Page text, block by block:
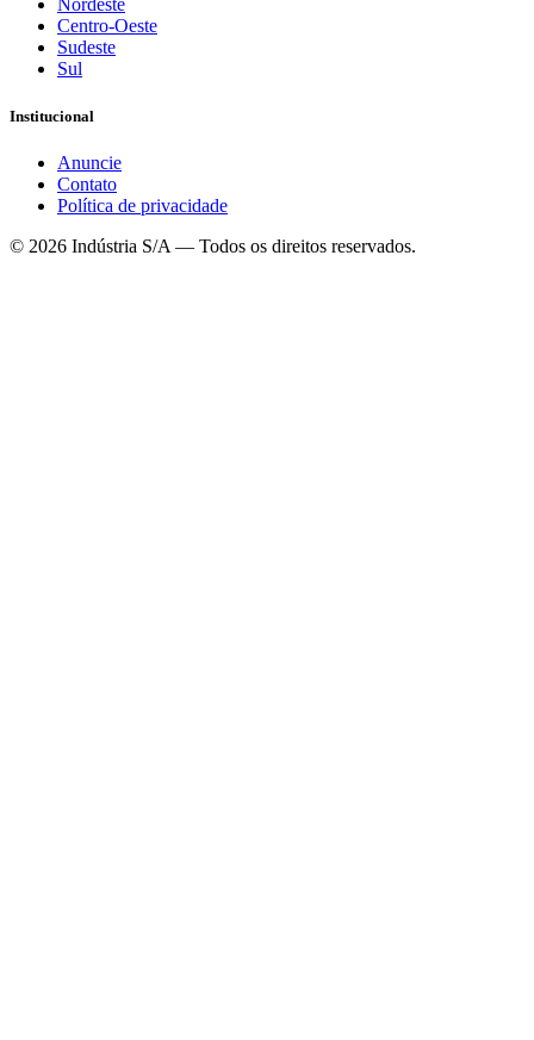
Nordeste
Centro-Oeste
Sudeste
Sul
Institucional
Anuncie
Contato
Política de privacidade
© 2026 Indústria S/A — Todos os direitos reservados.